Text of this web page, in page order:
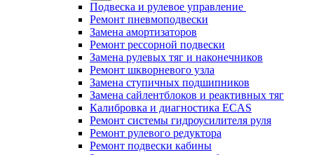
Подвеска и рулевое управление
Ремонт пневмоподвески
Замена амортизаторов
Ремонт рессорной подвески
Замена рулевых тяг и наконечников
Ремонт шкворневого узла
Замена ступичных подшипников
Замена сайлентблоков и реактивных тяг
Калибровка и диагностика ECAS
Ремонт системы гидроусилителя руля
Ремонт рулевого редуктора
Ремонт подвески кабины